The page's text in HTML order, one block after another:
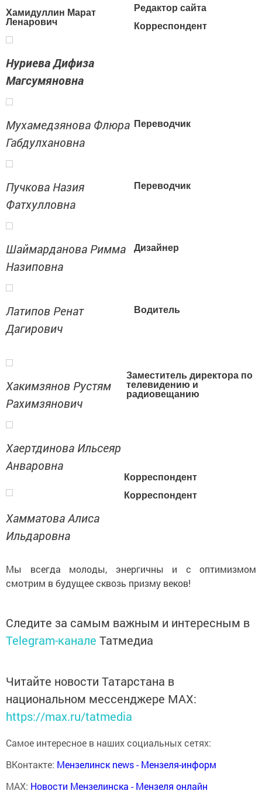
Хамидуллин Марат
Ленарович
Редактор сайта
Корреспондент
Нуриева Дифиза
Магсумяновна
Переводчик
Мухамедзянова Флюра
Габдулхановна
Переводчик
Пучкова Назия
Фатхулловна
Дизайнер
Шаймарданова Римма
Назиповна
Водитель
Латипов Ренат
Дагирович
Хакимзянов Рустям
Рахимзянович
Заместитель директора по
телевидению и
радиовещанию
Хаертдинова Ильсеяр
Анваровна
Корреспондент
Корреспондент
Хамматова Алиса
Ильдаровна
Мы всегда молоды, энергичны и с оптимизмом
смотрим в будущее сквозь призму веков!
Следите за самым важным и интересным в
Telegram-канале Татмедиа
Читайте новости Татарстана в
национальном мессенджере MАХ:
https://max.ru/tatmedia
Самое интересное в наших социальных сетях:
ВКонтакте: Мензелинск news - Мензеля-информ
MAX: Новости Мензелинска - Мензеля онлайн